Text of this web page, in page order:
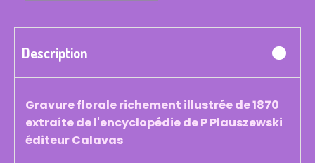
Description
Gravure florale richement illustrée de 1870
extraite de l'encyclopédie de P Plauszewski
éditeur Calavas